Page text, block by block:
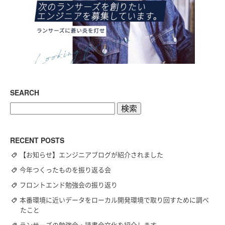
SEARCH
RECENT POSTS
【お知らせ】エンジニアブログが紹介されました
今年つくったものを振り返る会
フロントエンド勉強会の振り返り
本番環境に近いデータをローカル開発環境で取り回すために調べ
たこと